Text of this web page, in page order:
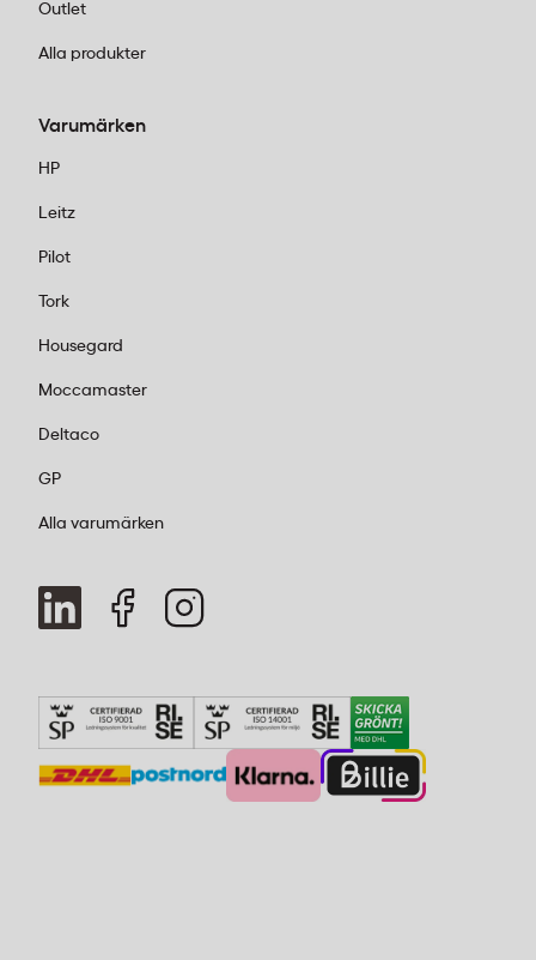
Outlet
Alla produkter
Varumärken
HP
Leitz
Pilot
Tork
Housegard
Moccamaster
Deltaco
GP
Alla varumärken